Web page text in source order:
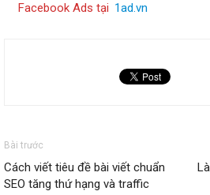
Facebook Ads tại 1ad.vn
Bài trước
Cách viết tiêu đề bài viết chuẩn
SEO tăng thứ hạng và traffic